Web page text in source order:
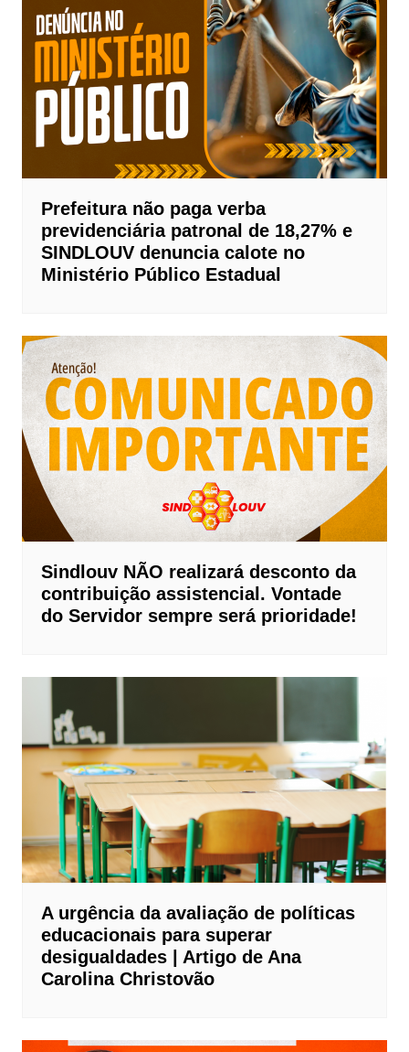
Prefeitura não paga verba
previdenciária patronal de 18,27% e
SINDLOUV denuncia calote no
Ministério Público Estadual
Sindlouv NÃO realizará desconto da
contribuição assistencial. Vontade
do Servidor sempre será prioridade!
A urgência da avaliação de políticas
educacionais para superar
desigualdades | Artigo de Ana
Carolina Christovão